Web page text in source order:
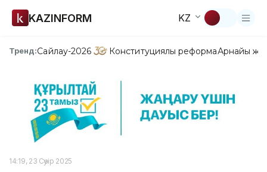
KAZINFORM KZ
Тренд:Сайлау-2026 Конституциялық реформаАрнайы
14:19, 23 Сәуір 2025